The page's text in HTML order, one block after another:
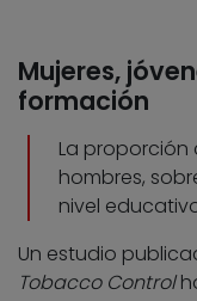
Mujeres,
formación
La proporción
hombres,
nivel
Un estudio
Tobacco Control